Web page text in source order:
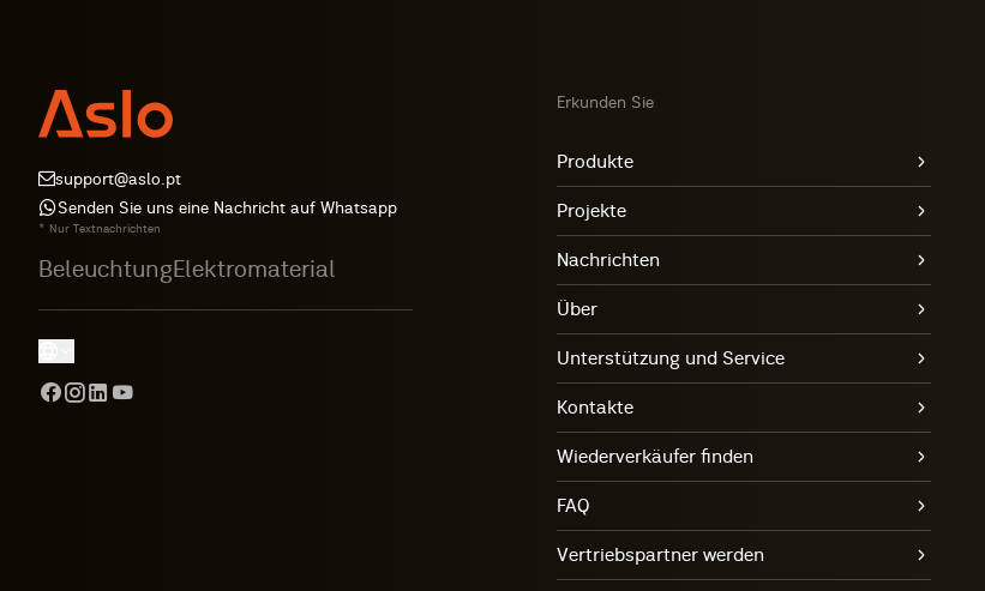
support@aslo.pt
Senden Sie uns eine Nachricht auf Whatsapp
* Nur Textnachrichten
BeleuchtungElektromaterial
Erkunden Sie
Produkte
Projekte
Nachrichten
Über
Unterstützung und Service
Kontakte
Wiederverkäufer finden
FAQ
Vertriebspartner werden